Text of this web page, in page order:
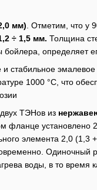
мм) . Отметим, что у
÷ 1,5 мм. Толщина
определяет
стабильное
1000 °С, что
ТЭНов из
фланце установлено
элемента 2,0 (1,3
Одиночный
воды, в то